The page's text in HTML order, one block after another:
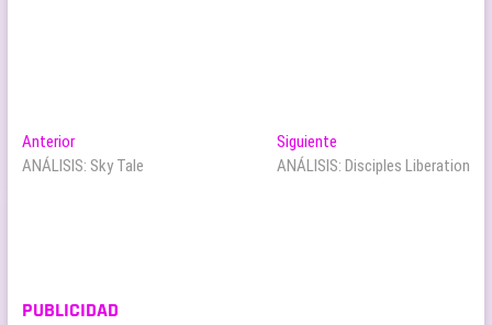
Navegación
de
AnteriorEntrada
anterior:
ANÁLISIS: Sky Tale
Siguiente
siguiente:
ANÁLISIS: Disciples Liberation
PUBLICIDAD